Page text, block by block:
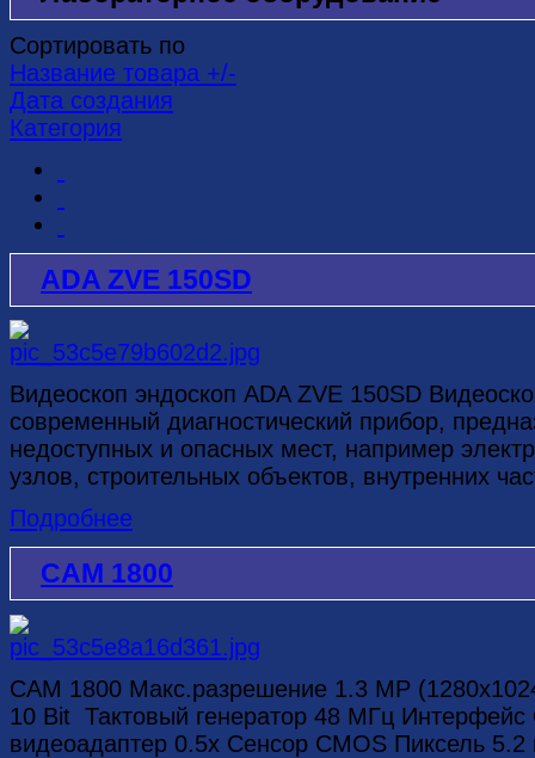
Сортировать по
Название товара +/-
Дата создания
Категория
ADA ZVE 150SD
Видеоскоп эндоскоп ADA ZVE 150SD
современный диагностический прибор,
недоступных и опасных мест, например
узлов, строительных объектов, внутренних
Подробнее
CAM 1800
CAM 1800 Макс.разрешение 1.3 МР
10 Bit Тактовый генератор 48 МГц
видеоадаптер 0.5х Сенсор CMOS Пиксель